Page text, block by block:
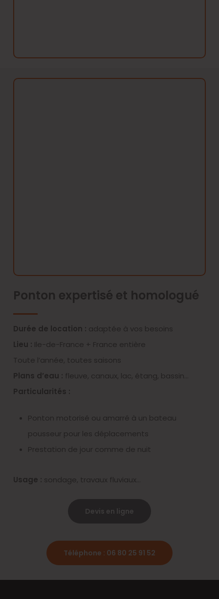
Ponton expertisé et homologué
Durée de location : adaptée à vos besoins
Lieu : Ile-de-France + France entière
Toute l’année, toutes saisons
Plans d’eau : fleuve, canaux, lac, étang, bassin…
Particularités :
Ponton motorisé ou amarré à un bateau
pousseur pour les déplacements
Prestation de jour comme de nuit
Usage : sondage, travaux fluviaux…
Devis en ligne
Téléphone : 06 80 25 91 52